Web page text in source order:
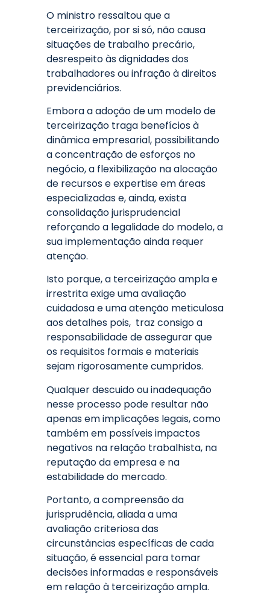
O ministro ressaltou que a
terceirização, por si só, não causa
situações de trabalho precário,
desrespeito às dignidades dos
trabalhadores ou infração à direitos
previdenciários.
Embora a adoção de um modelo de
terceirização traga benefícios à
dinâmica empresarial, possibilitando
a concentração de esforços no
negócio, a flexibilização na alocação
de recursos e expertise em áreas
especializadas e, ainda, exista
consolidação jurisprudencial
reforçando a legalidade do modelo, a
sua implementação ainda requer
atenção.
Isto porque, a terceirização ampla e
irrestrita exige uma avaliação
cuidadosa e uma atenção meticulosa
aos detalhes pois, traz consigo a
responsabilidade de assegurar que
os requisitos formais e materiais
sejam rigorosamente cumpridos.
Qualquer descuido ou inadequação
nesse processo pode resultar não
apenas em implicações legais, como
também em possíveis impactos
negativos na relação trabalhista, na
reputação da empresa e na
estabilidade do mercado.
Portanto, a compreensão da
jurisprudência, aliada a uma
avaliação criteriosa das
circunstâncias específicas de cada
situação, é essencial para tomar
decisões informadas e responsáveis
em relação à terceirização ampla.